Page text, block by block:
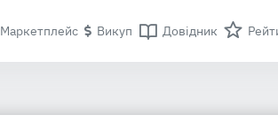
Маркетплейс Викуп Довідник